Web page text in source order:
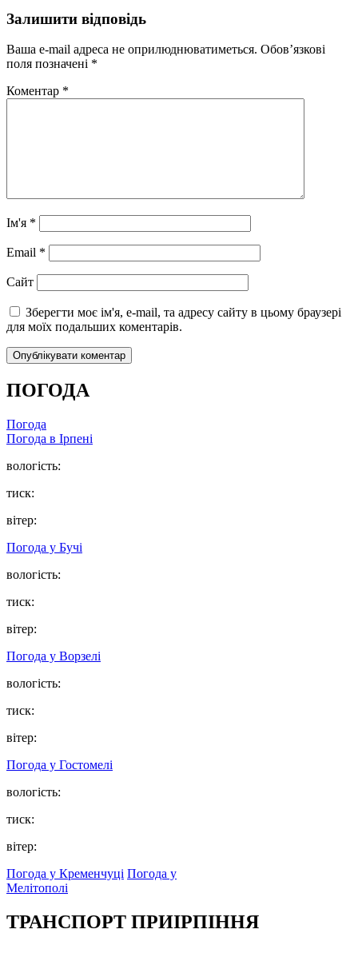
Залишити відповідь
Ваша e-mail адреса не оприлюднюватиметься. Обов’язкові
поля позначені *
Коментар *
Ім'я *
Email *
Сайт
Зберегти моє ім'я, e-mail, та адресу сайту в цьому браузері
для моїх подальших коментарів.
ПОГОДА
Погода
Погода в Ірпені
вологість:
тиск:
вітер:
Погода у Бучі
вологість:
тиск:
вітер:
Погода у Ворзелі
вологість:
тиск:
вітер:
Погода у Гостомелі
вологість:
тиск:
вітер:
Погода у Кременчуці Погода у
Мелітополі
ТРАНСПОРТ ПРИІРПІННЯ